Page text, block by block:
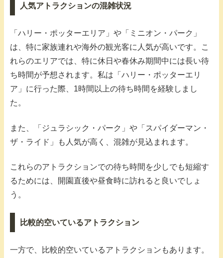
人気アトラクションの混雑状況
「ハリー・ポッターエリア」や「ミニオン・パーク」
は、特に家族連れや海外の観光客に人気が高いです。こ
れらのエリアでは、特に休日や春休み期間中には長い待
ち時間が予想されます。私は「ハリー・ポッターエリ
ア」に行った際、1時間以上の待ち時間を経験しまし
た。
また、「ジュラシック・パーク」や「スパイダーマン・
ザ・ライド」も人気が高く、混雑が見込まれます。
これらのアトラクションでの待ち時間を少しでも短縮す
るためには、開園直後や昼食時に訪れると良いでしょ
う。
比較的空いているアトラクション
一方で、比較的空いているアトラクションもあります。